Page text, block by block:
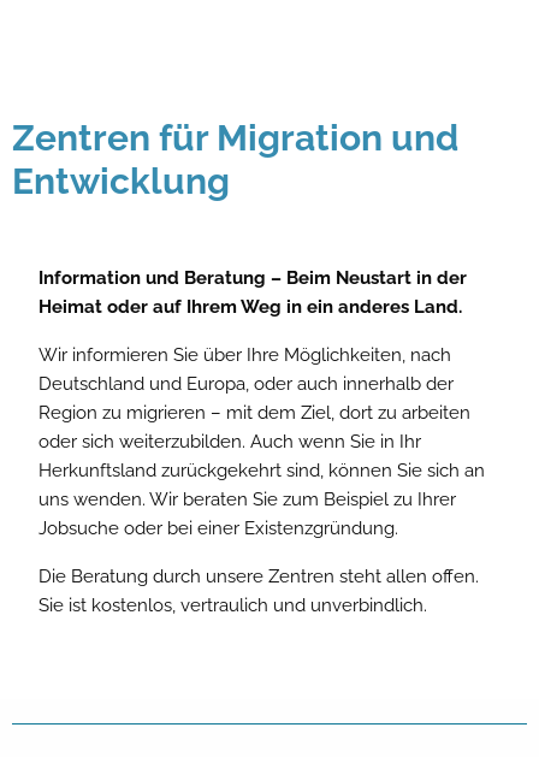
Zentren für Migration und
Entwicklung
Information und Beratung – Beim Neustart in der
Heimat oder auf Ihrem Weg in ein anderes Land.
Wir informieren Sie über Ihre Möglichkeiten, nach
Deutschland und Europa, oder auch innerhalb der
Region zu migrieren – mit dem Ziel, dort zu arbeiten
oder sich weiterzubilden. Auch wenn Sie in Ihr
Herkunftsland zurückgekehrt sind, können Sie sich an
uns wenden. Wir beraten Sie zum Beispiel zu Ihrer
Jobsuche oder bei einer Existenzgründung.
Die Beratung durch unsere Zentren steht allen offen.
Sie ist kostenlos, vertraulich und unverbindlich.